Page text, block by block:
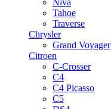
Niva
Tahoe
Traverse
Chrysler
Grand Voyager
Citroen
C-Crosser
C4
C4 Picasso
C5